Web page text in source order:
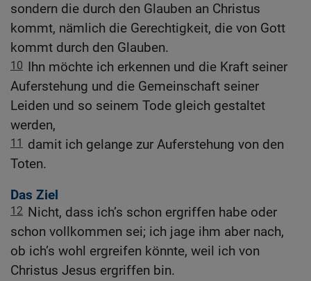
sondern die durch den Glauben an Christus
kommt, nämlich die Gerechtigkeit, die von Gott
kommt durch den Glauben.
10 Ihn möchte ich erkennen und die Kraft seiner
Auferstehung und die Gemeinschaft seiner
Leiden und so seinem Tode gleich gestaltet
werden,
11
damit ich gelange zur Auferstehung von den
Toten.
Das Ziel
12 Nicht, dass ich’s schon ergriffen habe oder
schon vollkommen sei; ich jage ihm aber nach,
ob ich’s wohl ergreifen könnte, weil ich von
Christus Jesus ergriffen bin.